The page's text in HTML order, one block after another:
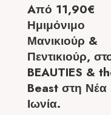
Aπό 11,90€
Ημιμόνιμο
Μανικιούρ &
Πεντικιούρ,
BEAUTIES &
Beast στη Νέα
Ιωνία.